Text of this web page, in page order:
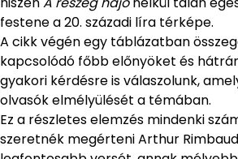
festene a 20. századi líra térképe.
A cikk végén egy táblázatban
kapcsolódó főbb előnyöket és
gyakori kérdésre is válaszolunk,
olvasók elmélyülését a témában.
Ez a részletes elemzés mindenki
szeretnék megérteni Arthur